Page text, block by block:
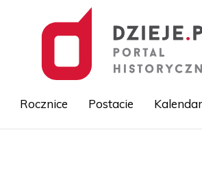
Rocznice Postacie